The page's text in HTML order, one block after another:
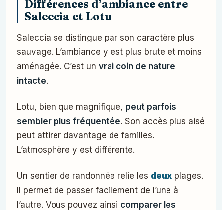
Différences d’ambiance entre
Saleccia et Lotu
Saleccia se distingue par son caractère plus
sauvage. L’ambiance y est plus brute et moins
aménagée. C’est un vrai coin de nature
intacte.
Lotu, bien que magnifique, peut parfois
sembler plus fréquentée. Son accès plus aisé
peut attirer davantage de familles.
L’atmosphère y est différente.
Un sentier de randonnée relie les deux plages.
Il permet de passer facilement de l’une à
l’autre. Vous pouvez ainsi comparer les